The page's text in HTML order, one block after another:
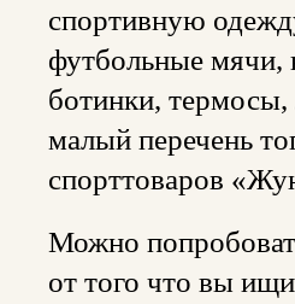
спортивную
футбольные
ботинки,
малый перечень
спорттоваров
Можно
от того что вы